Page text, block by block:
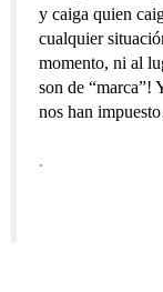
y caiga quien
cualquier
momento, ni al
son de “marca”!
nos han
.